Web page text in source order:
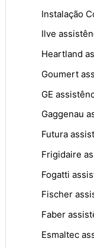
Instalação
Ilve
Heartland
Goumert
GE
Gaggenau
Futura
Frigidaire
Fogatti
Fischer
Faber
Esmaltec